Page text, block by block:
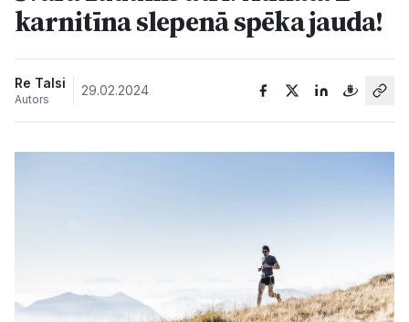
karnitīna slepenā spēka jauda!
Re Talsi
Autors
29.02.2024